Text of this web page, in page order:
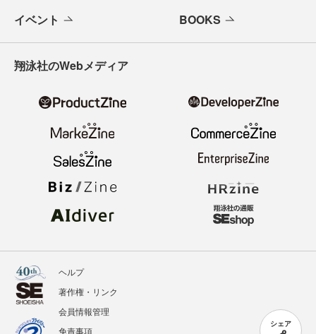
シェア
イベント BOOKS
翔泳社のWebメディア
ヘルプ
著作権・リンク
会員情報管理
免責事項